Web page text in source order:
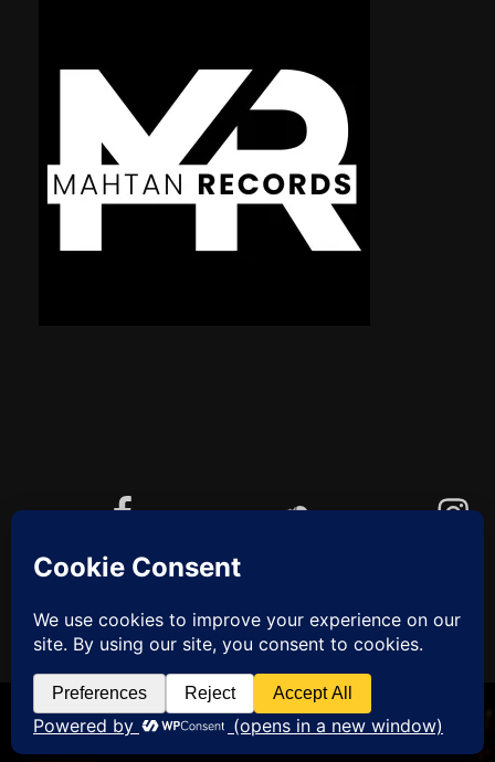
YouTube
Cookie-Richtlinie (EU)
ZUM
ANFANG